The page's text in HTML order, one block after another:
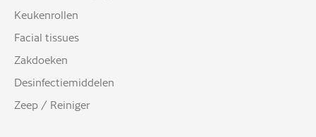
Keukenrollen
Facial tissues
Zakdoeken
Desinfectiemiddelen
Zeep / Reiniger